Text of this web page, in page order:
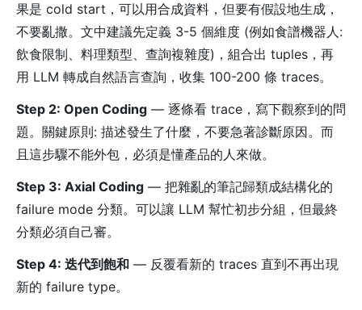
果是 cold start，可以用合成資料，但要有假設地生成，
不要亂撒。文中建議先定義 3-5 個維度 (例如食譜機器人:
飲食限制、料理類型、查詢複雜度)，組合出 tuples，再
用 LLM 轉成自然語言查詢，收集 100-200 條 traces。
Step 2: Open Coding — 逐條看 trace，寫下觀察到的問
題。關鍵原則: 描述發生了什麼，不要急著診斷原因。而
且這步驟不能外包，必須是懂產品的人來做。
Step 3: Axial Coding — 把雜亂的筆記歸類成結構化的
failure mode 分類。可以讓 LLM 幫忙初步分組，但最終
分類必須自己審。
Step 4: 迭代到飽和 — 反覆看新的 traces 直到不再出現
新的 failure type。